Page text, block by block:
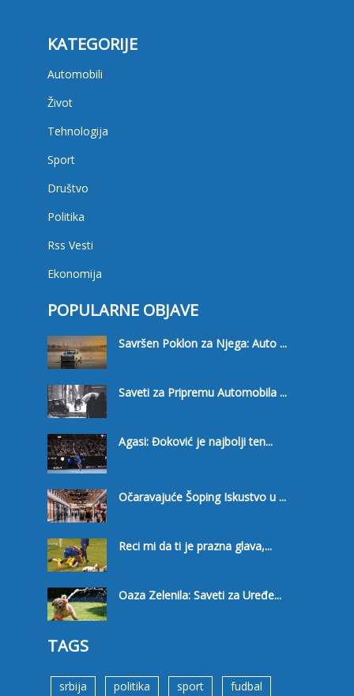
KATEGORIJE
Automobili
Život
Tehnologija
Sport
Društvo
Politika
Rss Vesti
Ekonomija
POPULARNE OBJAVE
Savršen Poklon za Njega: Auto ...
Saveti za Pripremu Automobila ...
Agasi: Đoković je najbolji ten...
Očaravajuće Šoping Iskustvo u ...
Reci mi da ti je prazna glava,...
Oaza Zelenila: Saveti za Uređe...
TAGS
srbija politika sport fudbal